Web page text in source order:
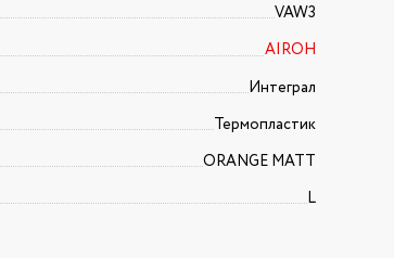
VAW3
AIROH
Интеграл
Термопластик
ORANGE MATT
L